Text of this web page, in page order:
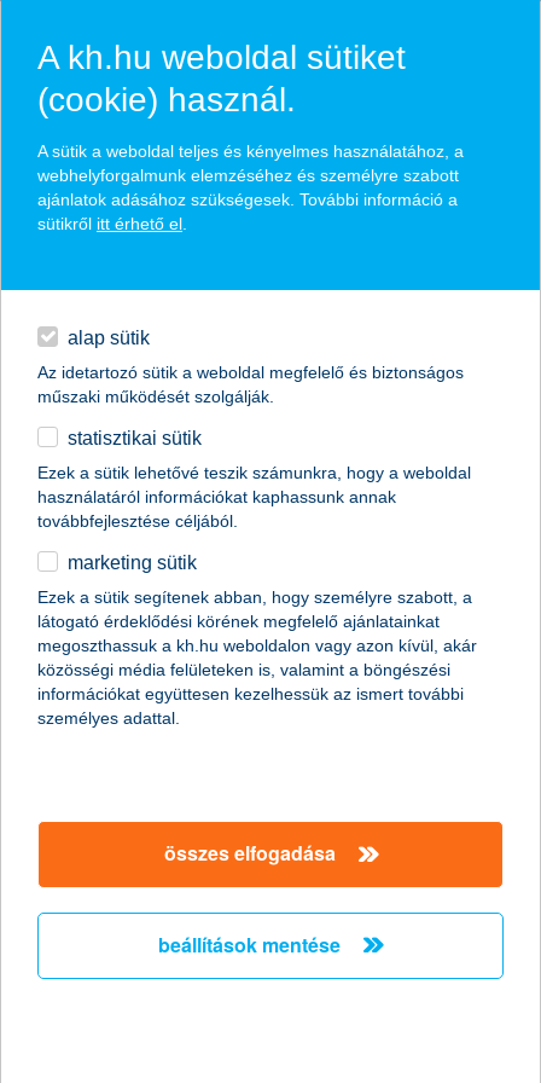
English
hírek és hivatalos
közzétételek
A legjobb kereskedelemfinanszírozási
bank címet kapta a K&H Bank
Magyarországon
A Global Finance magazin ismét a K&H Banknak ítélte a legjobb
kereskedelemfinanszírozási bank címet Magyarországon (Best
Trade Finance Provider in Hungary 2011).
A kh.hu weboldal sütiket
(cookie) használ.
A sütik a weboldal teljes és kényelmes használatához, a
webhelyforgalmunk elemzéséhez és személyre szabott
ajánlatok adásához szükségesek. További információ a
sütikről itt érhető el
alap sütik
Az idetartozó sütik a weboldal megfelelő és biztonságos
műszaki működését szolgálják.
statisztikai sütik
Ezek a sütik lehetővé teszik számunkra, hogy a weboldal
használatáról információkat kaphassunk annak
továbbfejlesztése céljából.
marketing sütik
Ezek a sütik segítenek abban, hogy személyre szabott, a
látogató érdeklődési körének megfelelő ajánlatainkat
megoszthassuk a kh.hu weboldalon vagy azon kívül, akár
közösségi média felületeken is, valamint a böngészési
információkat együttesen kezelhessük az ismert további
személyes adattal.
összes elfogadása
beállítások mentése